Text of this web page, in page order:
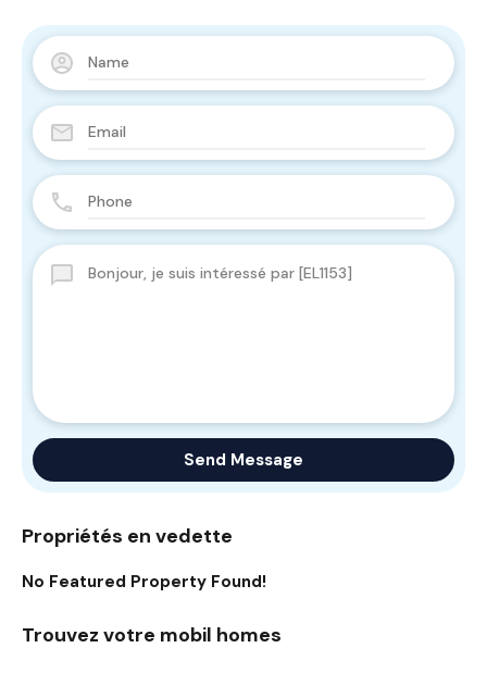
Send Message
Propriétés en vedette
No Featured Property Found!
Trouvez votre mobil homes